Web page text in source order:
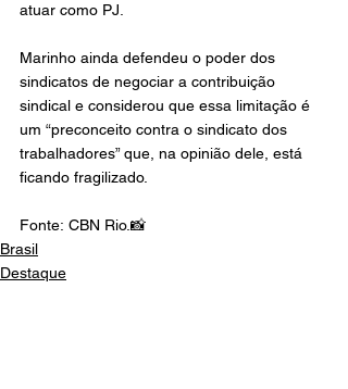
atuar como PJ.
Marinho ainda defendeu o poder dos
sindicatos de negociar a contribuição
sindical e considerou que essa limitação é
um “preconceito contra o sindicato dos
trabalhadores” que, na opinião dele, está
ficando fragilizado.
Fonte: CBN Rio.📸
Brasil
Destaque